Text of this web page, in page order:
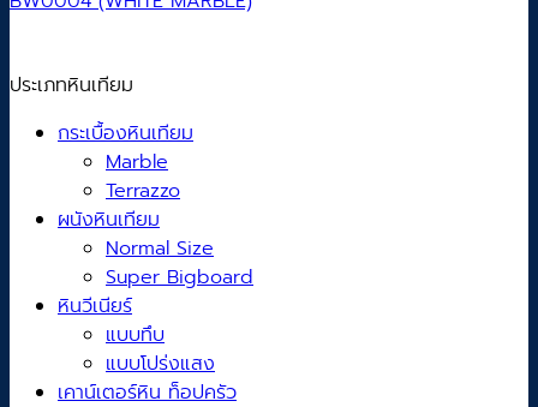
ประเภทหินเทียม
กระเบื้องหินเทียม
Marble
Terrazzo
ผนังหินเทียม
Normal Size
Super Bigboard
หินวีเนียร์
แบบทึบ
แบบโปร่งแสง
เคาน์เตอร์หิน ท็อปครัว